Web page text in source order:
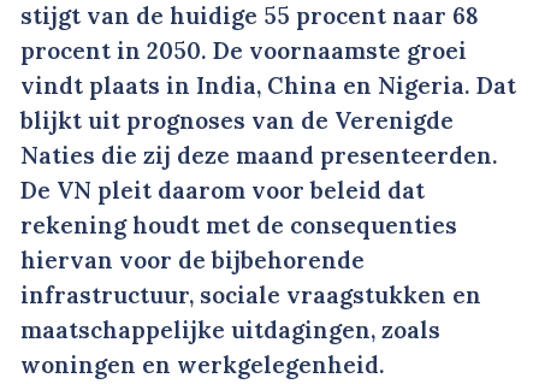
stijgt van de huidige 55 procent naar 68
procent in 2050. De voornaamste groei
vindt plaats in India, China en Nigeria. Dat
blijkt uit prognoses van de Verenigde
Naties die zij deze maand presenteerden.
De VN pleit daarom voor beleid dat
rekening houdt met de consequenties
hiervan voor de bijbehorende
infrastructuur, sociale vraagstukken en
maatschappelijke uitdagingen, zoals
woningen en werkgelegenheid.